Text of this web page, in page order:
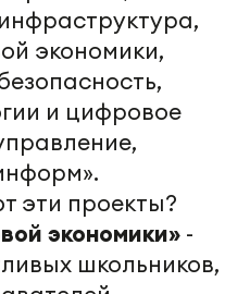
экономики,
и цифровое
эти проекты?
экономики» -
школьников,